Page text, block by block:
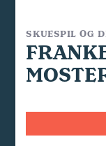
SKUESPIL OG